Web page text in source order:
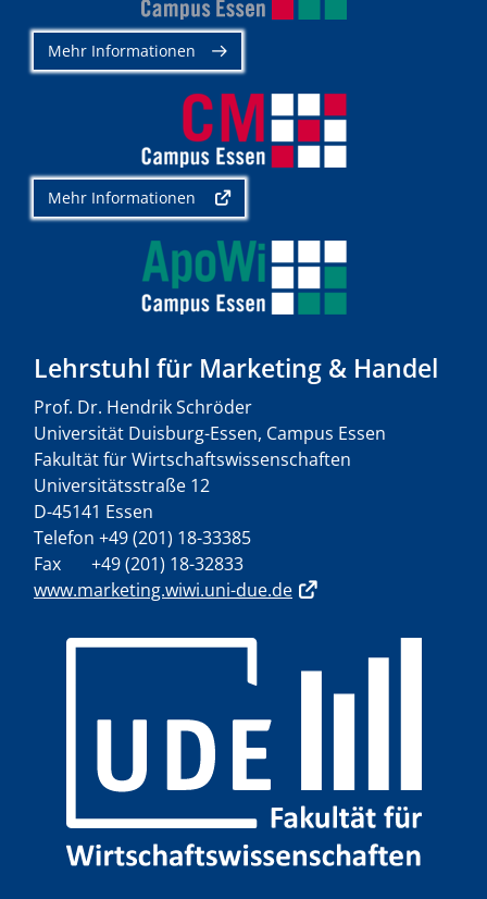
Mehr Informationen
Mehr Informationen
Lehrstuhl für Marketing & Handel
Prof. Dr. Hendrik Schröder
Universität Duisburg-Essen, Campus Essen
Fakultät für Wirtschaftswissenschaften
Universitätsstraße 12
D-45141 Essen
Telefon +49 (201) 18-33385
Fax +49 (201) 18-32833
www.marketing.wiwi.uni-due.de